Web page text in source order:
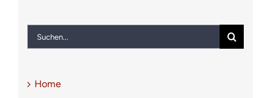
Suche
nach:
Home